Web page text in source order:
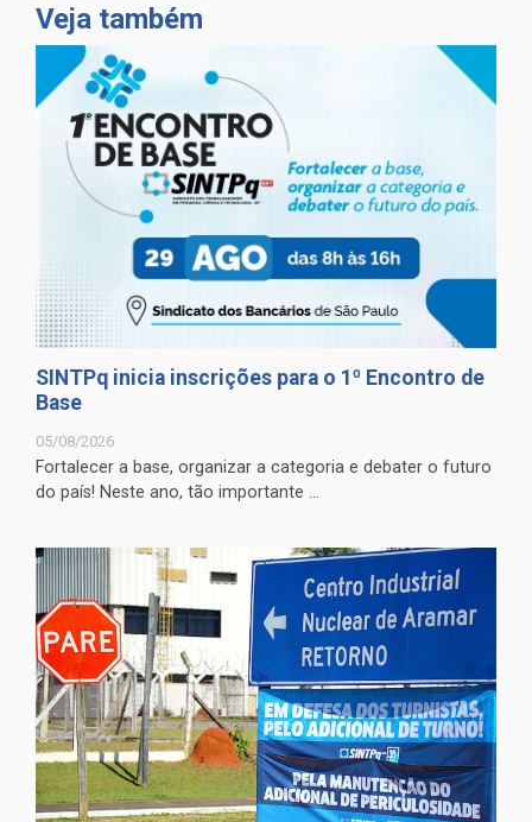
Veja também
SINTPq inicia inscrições para o 1º Encontro de
Base
05/08/2026
Fortalecer a base, organizar a categoria e debater o futuro
do país! Neste ano, tão importante ...